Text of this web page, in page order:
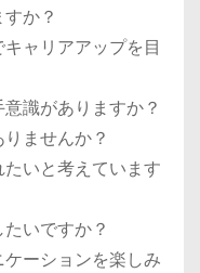
か？
ャリアアップを目
識がありますか？
ませんか？
いと考えています
いですか？
ーションを楽しみ